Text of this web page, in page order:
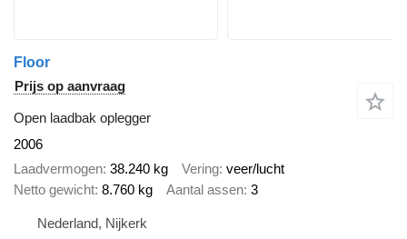
Floor
Prijs op aanvraag
Open laadbak oplegger
2006
Laadvermogen 38.240 kg Vering veer/lucht
Netto gewicht 8.760 kg Aantal assen 3
Nederland, Nijkerk